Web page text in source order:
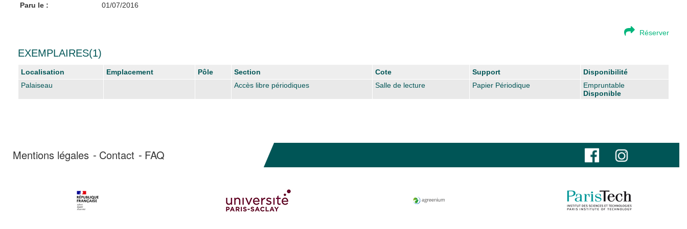
Paru le :
01/07/2016
Réserver
EXEMPLAIRES(1)
Localisation Emplacement Pôle Section Cote Support
Disponibilité
Palaiseau
Accès libre périodiques Salle de lecture Papier Périodique
Empruntable
Disponible
Mentions légales Contact FAQ